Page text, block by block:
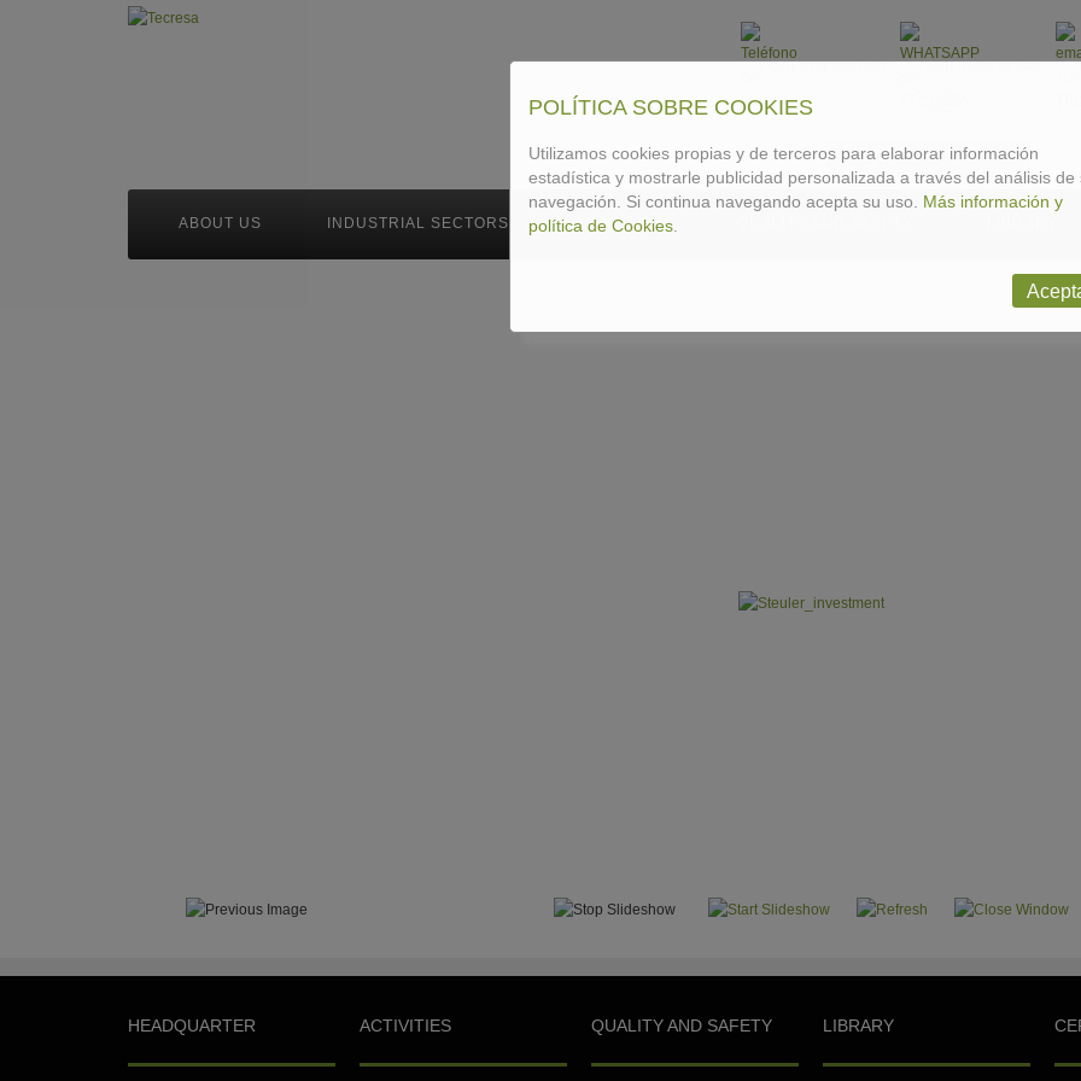
(+34) 94 448 37 30 (+34) 678 474 548
Buscar
ABOUT US INDUSTRIAL SECTORS ACTIVITIES
HEADQUARTER ACTIVITIES QUALITY AND SAFETY LIBRARY
POLÍTICA SOBRE COOKIES
Utilizamos cookies propias y de terceros para elaborar información
estadística y mostrarle publicidad personalizada a través del análisis de
navegación. Si continua navegando acepta su uso. Más información y
política de Cookies